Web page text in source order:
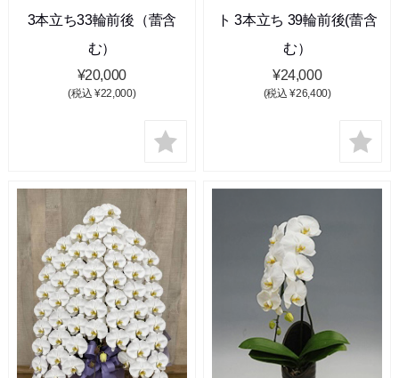
3本立ち33輪前後（蕾含
む）
¥20,000
(税込 ¥22,000)
ト 3本立ち 39輪前後(蕾含
む）
¥24,000
(税込 ¥26,400)